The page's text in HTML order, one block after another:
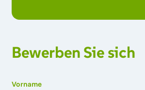
Bewerben Sie sich
Vorname
Vorname